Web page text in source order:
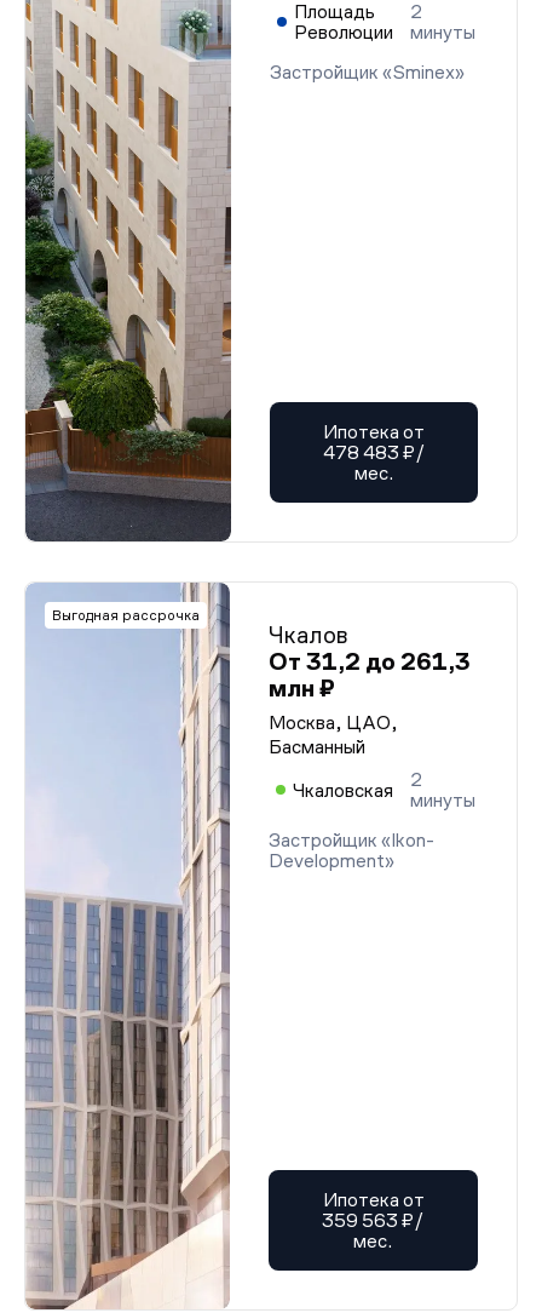
Площадь
Революции
2
минуты
Застройщик «Sminex»
Ипотека от
478 483 ₽/
мес.
Выгодная рассрочка
Чкалов
От 31,2 до 261,3
млн ₽
Москва, ЦАО,
Басманный
Чкаловская
2
минуты
Застройщик «Ikon-
Development»
Ипотека от
359 563 ₽/
мес.